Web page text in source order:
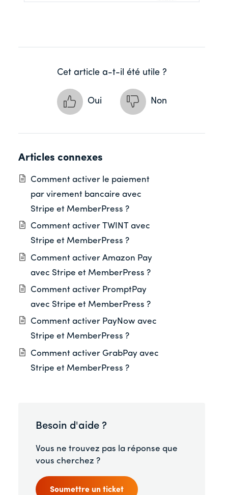
Cet article a-t-il été utile ?
Oui Non
Articles connexes
Comment activer le paiement
par virement bancaire avec
Stripe et MemberPress ?
Comment activer TWINT avec
Stripe et MemberPress ?
Comment activer Amazon Pay
avec Stripe et MemberPress ?
Comment activer PromptPay
avec Stripe et MemberPress ?
Comment activer PayNow avec
Stripe et MemberPress ?
Comment activer GrabPay avec
Stripe et MemberPress ?
Besoin d'aide ?
Vous ne trouvez pas la réponse que
vous cherchez ?
Soumettre un ticket